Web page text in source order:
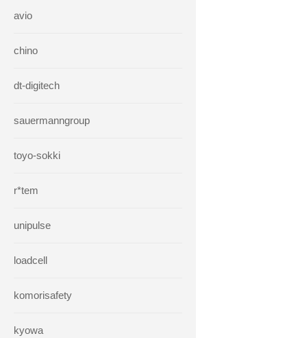
avio
chino
dt-digitech
sauermanngroup
toyo-sokki
r*tem
unipulse
loadcell
komorisafety
kyowa